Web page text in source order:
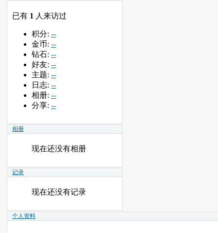
已有 1 人来访过
积分: --
金币: --
钻石: --
好友: --
主题: --
日志: --
相册: --
分享: --
相册
现在还没有相册
记录
现在还没有记录
个人资料